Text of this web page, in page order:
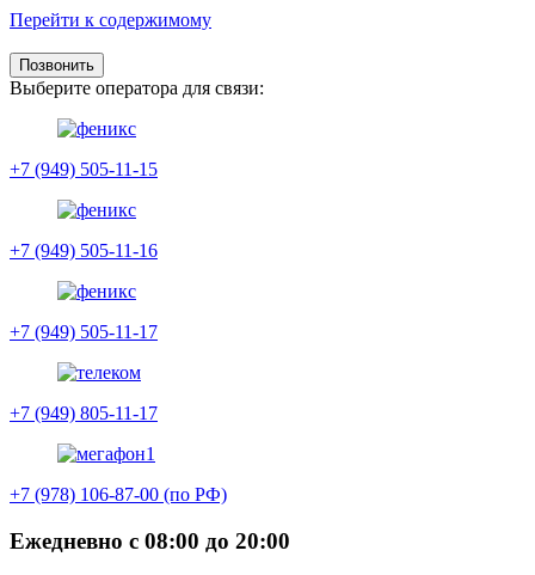
Перейти к содержимому
Позвонить
Выберите оператора для связи:
+7 (949) 505-11-15
+7 (949) 505-11-16
+7 (949) 505-11-17
+7 (949) 805-11-17
+7 (978) 106-87-00 (по РФ)
Ежедневно с 08:00 до 20:00